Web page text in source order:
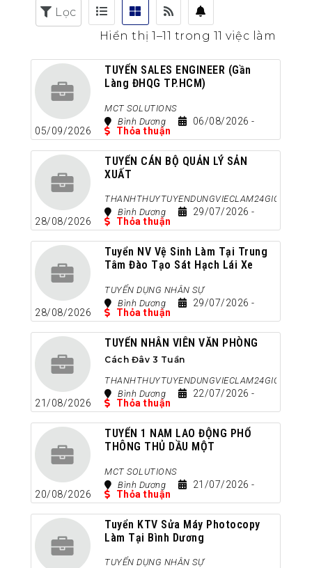
Lọc
Hiển thị 1–11 trong 11 việc làm
TUYỂN SALES ENGINEER (gần
Làng ĐHQG TP.HCM)
MCT SOLUTIONS
Bình Dương
06/08/2026-
05/09/2026
Thỏa thuận
TUYỂN CÁN BỘ QUẢN LÝ SẢN
XUẤT
THANHTHUYTUYENDUNGVIECLAM24GIO
Bình Dương
29/07/2026-
28/08/2026
Thỏa thuận
Tuyển NV Vệ Sinh Làm Tại Trung
Tâm Đào Tạo Sát Hạch Lái Xe
Cách Đây 2 Tuần
TUYỂN DỤNG NHÂN SỰ
Bình Dương
29/07/2026-
28/08/2026
Thỏa thuận
TUYỂN NHÂN VIÊN VĂN PHÒNG
Cách Đây 3 Tuần
THANHTHUYTUYENDUNGVIECLAM24GIO
Bình Dương
22/07/2026-
21/08/2026
Thỏa thuận
TUYỂN 1 NAM LAO ĐỘNG PHỔ
THÔNG THỦ DẦU MỘT
MCT SOLUTIONS
Bình Dương
21/07/2026-
20/08/2026
Thỏa thuận
Tuyển KTV Sửa Máy Photocopy
Làm Tại Bình Dương
Cách Đây 3 Tuần
TUYỂN DỤNG NHÂN SỰ